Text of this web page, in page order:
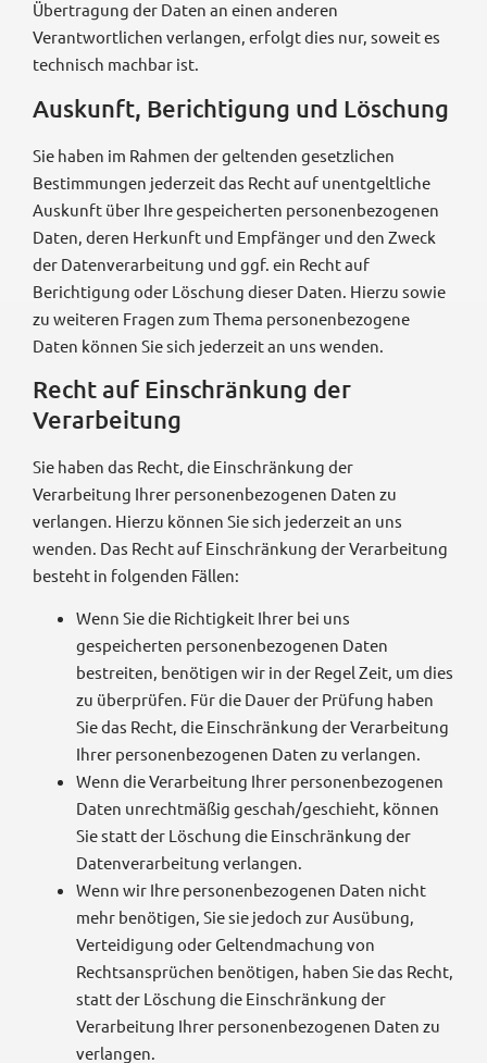
Übertragung der Daten an einen anderen
Verantwortlichen verlangen, erfolgt dies nur, soweit es
technisch machbar ist.
Auskunft, Berichtigung und Löschung
Sie haben im Rahmen der geltenden gesetzlichen
Bestimmungen jederzeit das Recht auf unentgeltliche
Auskunft über Ihre gespeicherten personenbezogenen
Daten, deren Herkunft und Empfänger und den Zweck
der Datenverarbeitung und ggf. ein Recht auf
Berichtigung oder Löschung dieser Daten. Hierzu sowie
zu weiteren Fragen zum Thema personenbezogene
Daten können Sie sich jederzeit an uns wenden.
Recht auf Einschränkung der
Verarbeitung
Sie haben das Recht, die Einschränkung der
Verarbeitung Ihrer personenbezogenen Daten zu
verlangen. Hierzu können Sie sich jederzeit an uns
wenden. Das Recht auf Einschränkung der Verarbeitung
besteht in folgenden Fällen:
Wenn Sie die Richtigkeit Ihrer bei uns
gespeicherten personenbezogenen Daten
bestreiten, benötigen wir in der Regel Zeit, um dies
zu überprüfen. Für die Dauer der Prüfung haben
Sie das Recht, die Einschränkung der Verarbeitung
Ihrer personenbezogenen Daten zu verlangen.
Wenn die Verarbeitung Ihrer personenbezogenen
Daten unrechtmäßig geschah/geschieht, können
Sie statt der Löschung die Einschränkung der
Datenverarbeitung verlangen.
Wenn wir Ihre personenbezogenen Daten nicht
mehr benötigen, Sie sie jedoch zur Ausübung,
Verteidigung oder Geltendmachung von
Rechtsansprüchen benötigen, haben Sie das Recht,
statt der Löschung die Einschränkung der
Verarbeitung Ihrer personenbezogenen Daten zu
verlangen.